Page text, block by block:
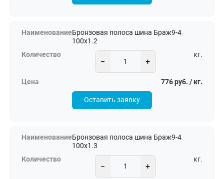
Бронзовая полоса шина Браж9-4
100х1.2
− +
кг.
776 руб. / кг.
Оставить заявку
Бронзовая полоса шина Браж9-4
100х1.3
− +
кг.